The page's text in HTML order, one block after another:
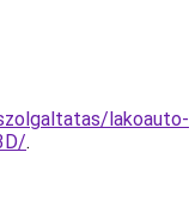
lakoauto-
.